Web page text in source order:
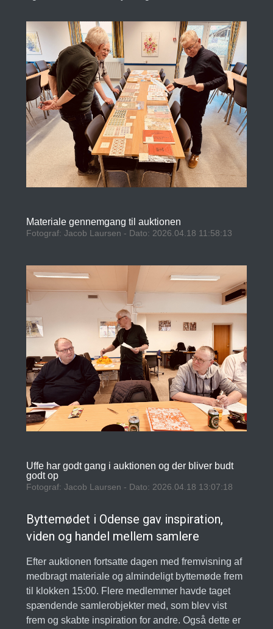
Materiale gennemgang til auktionen
Fotograf: Jacob Laursen - Dato: 2026.04.18 11:58:13
Uffe har godt gang i auktionen og der bliver budt
godt op
Fotograf: Jacob Laursen - Dato: 2026.04.18 13:07:18
Byttemødet i Odense gav inspiration,
viden og handel mellem samlere
Efter auktionen fortsatte dagen med fremvisning af
medbragt materiale og almindeligt byttemøde frem
til klokken 15:00. Flere medlemmer havde taget
spændende samlerobjekter med, som blev vist
frem og skabte inspiration for andre. Også dette er